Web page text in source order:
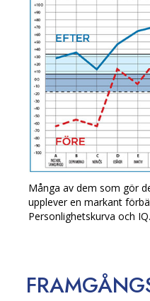
Många av dem som gör
upplever en markant
Personlighetskurva och IQ.